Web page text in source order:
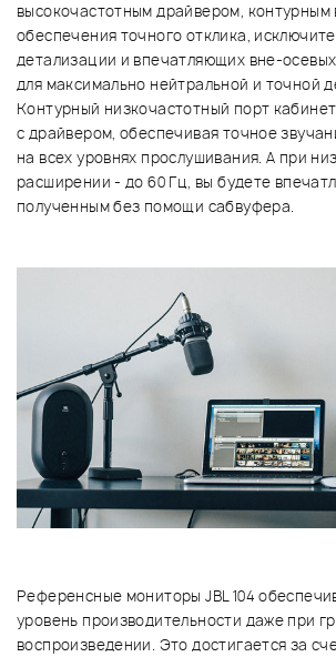
высокочастотным драйвером, контурным
обеспечения точного отклика,
детализации и впечатляющих вне-
для максимально нейтральной и точной
Контурный низкочастотный порт
с драйвером, обеспечивая точное
на всех уровнях прослушивания. А при
расширении - до 60 Гц, вы будете
полученным без помощи сабвуфера.
Референсные мониторы JBL 104
уровень производительности даже при
воспроизведении. Это достигается за